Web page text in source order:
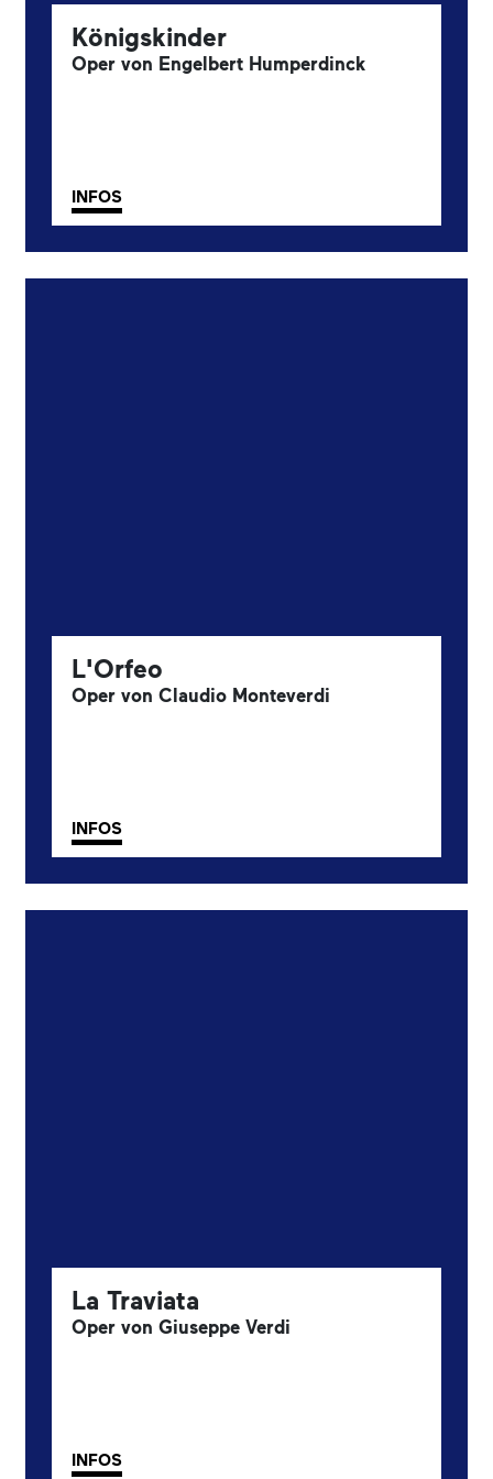
Königskinder
Oper von Engelbert Humperdinck
INFOS
L'Orfeo
Oper von Claudio Monteverdi
INFOS
La Traviata
Oper von Giuseppe Verdi
INFOS